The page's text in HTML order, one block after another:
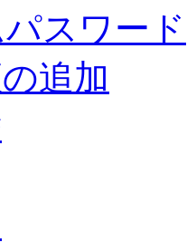
スワード
追加